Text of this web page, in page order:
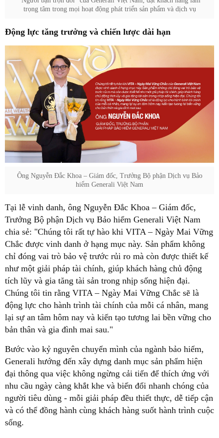
trọng tâm trong mọi hoạt động phát triển sản phẩm và dịch vụ
Động lực tăng trưởng và chiến lược dài hạn
Ông Nguyễn Đắc Khoa – Giám đốc, Trưởng Bộ phận Dịch vụ Bảo
hiểm Generali Việt Nam
Tại lễ vinh danh, ông Nguyễn Đắc Khoa – Giám đốc,
Trưởng Bộ phận Dịch vụ Bảo hiểm Generali Việt Nam
chia sẻ: "Chúng tôi rất tự hào khi VITA – Ngày Mai Vững
Chắc được vinh danh ở hạng mục này. Sản phẩm không
chỉ đóng vai trò bảo vệ trước rủi ro mà còn được thiết kế
như một giải pháp tài chính, giúp khách hàng chủ động
tích lũy và gia tăng tài sản trong nhịp sống hiện đại.
Chúng tôi tin rằng VITA – Ngày Mai Vững Chắc sẽ là
động lực cho hành trình tài chính của mỗi cá nhân, mang
lại sự an tâm hôm nay và kiến tạo tương lai bền vững cho
bản thân và gia đình mai sau."
Bước vào kỷ nguyên chuyển mình của ngành bảo hiểm,
Generali hướng đến xây dựng danh mục sản phẩm hiện
đại thông qua việc không ngừng cải tiến để thích ứng với
nhu cầu ngày càng khắt khe và biến đổi nhanh chóng của
người tiêu dùng - mỗi giải pháp đều thiết thực, dễ tiếp cận
và có thể đồng hành cùng khách hàng suốt hành trình cuộc
sống.